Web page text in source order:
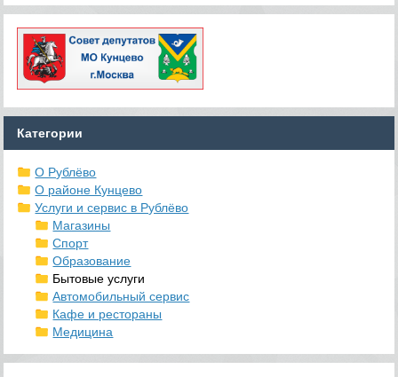
Категории
О Рублёво
О районе Кунцево
Услуги и сервис в Рублёво
Магазины
Спорт
Образование
Бытовые услуги
Автомобильный сервис
Кафе и рестораны
Медицина